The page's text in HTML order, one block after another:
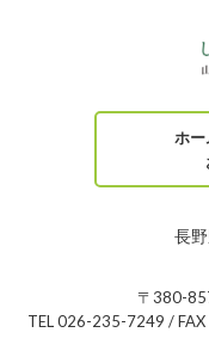
ホー
長
〒380-
TEL 026-235-7249 /